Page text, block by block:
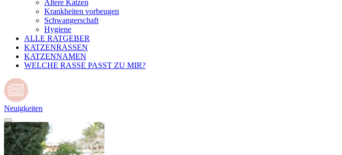
Ältere Katzen
Krankheiten vorbeugen
Schwangerschaft
Hygiene
ALLE RATGEBER
KATZENRASSEN
KATZENNAMEN
WELCHE RASSE PASST ZU MIR?
Neuigkeiten